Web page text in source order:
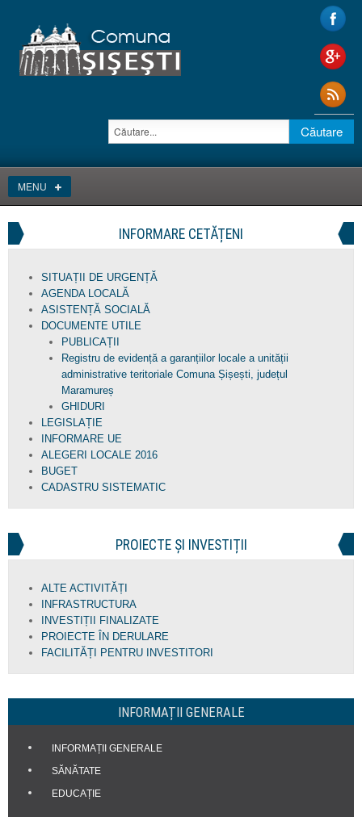
MENU
INFORMARE CETĂȚENI
SITUAȚII DE URGENȚĂ
AGENDA LOCALĂ
ASISTENȚĂ SOCIALĂ
DOCUMENTE UTILE
PUBLICAȚII
Registru de evidență a garanțiilor locale a unității
administrative teritoriale Comuna Șișești, județul
Maramureș
GHIDURI
LEGISLAȚIE
INFORMARE UE
ALEGERI LOCALE 2016
BUGET
CADASTRU SISTEMATIC
PROIECTE ȘI INVESTIȚII
ALTE ACTIVITĂȚI
INFRASTRUCTURA
INVESTIȚII FINALIZATE
PROIECTE ÎN DERULARE
FACILITĂȚI PENTRU INVESTITORI
INFORMAȚII GENERALE
INFORMAȚII GENERALE
SĂNĂTATE
EDUCAȚIE